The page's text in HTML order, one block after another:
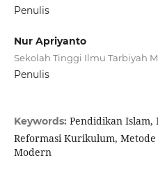
Penulis
Nur Apriyanto
Sekolah Tinggi Ilmu Tarbiyah
Penulis
Keywords: Pendidikan Islam,
Reformasi Kurikulum,
Modern